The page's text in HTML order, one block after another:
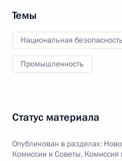
Темы
Национальная безопасность
Промышленность
Статус материала
Опубликован в разделах:
Комиссии и Советы, Комиссия